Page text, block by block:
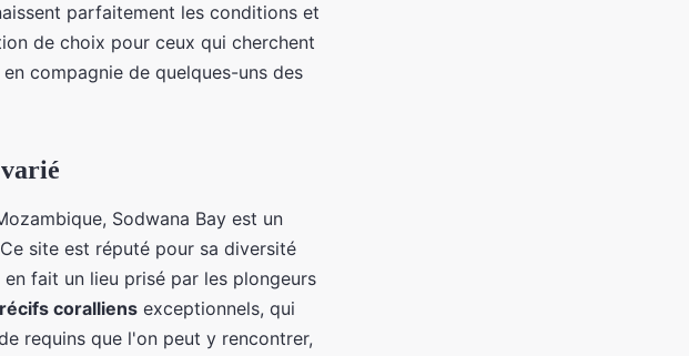
parfaitement les conditions et
de choix pour ceux qui cherchent
compagnie de quelques-uns des
Sodwana Bay est un
site est réputé pour sa diversité
fait un lieu prisé par les plongeurs
récifs coralliens exceptionnels, qui
requins que l'on peut y rencontrer,